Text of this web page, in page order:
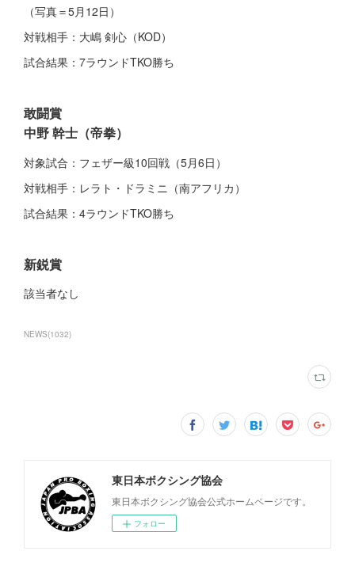
（写真＝5月12日）
対戦相手：大嶋 剣心（KOD）
試合結果：7ラウンドTKO勝ち
敢闘賞
中野 幹士（帝拳）
対象試合：フェザー級10回戦（5月6日）
対戦相手：レラト・ドラミニ（南アフリカ）
試合結果：4ラウンドTKO勝ち
新鋭賞
該当者なし
NEWS(1032)
東日本ボクシング協会
東日本ボクシング協会公式ホームページです。
フォロー